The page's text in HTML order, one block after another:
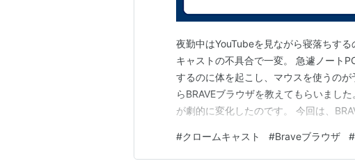
夜勤中はYouTubeを見ながら寝落ちす
キャストの不具合で一変。 急遽ノート
するのに体を起こし、マウスを使うの
らBRAVEブラウザを教えてもらいまし
が劇的に変化したのです。 今回は、
ムキャストを使用している理由 クロー
プレミアム 何故…
#クロームキャスト #Braveブラウザ #